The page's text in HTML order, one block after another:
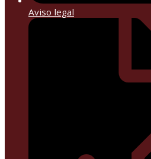
Aviso legal